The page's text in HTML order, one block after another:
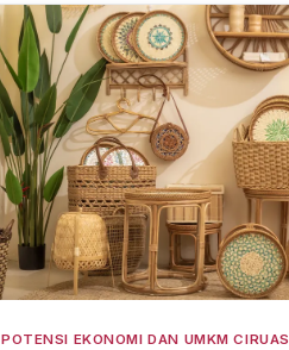
POTENSI EKONOMI DAN UMKM CIRUAS